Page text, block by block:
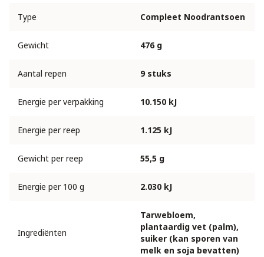
Type Compleet Noodrantsoen
Gewicht 476 g
Aantal repen 9 stuks
Energie per verpakking 10.150 kJ
Energie per reep 1.125 kJ
Gewicht per reep 55,5 g
Energie per 100 g 2.030 kJ
Ingrediënten
Tarwebloem,
plantaardig vet (palm),
suiker (kan sporen van
melk en soja bevatten)